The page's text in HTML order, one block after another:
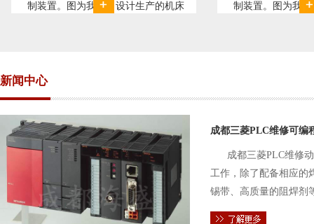
置。图为我公司设计生产的机床
制装置。图为我公司设计
新闻中心
成都三菱PLC维修可编
成都三菱PLC维修
工作，除了配备相应的
锡带、高质量的阻焊剂
件的电路及通信电缆。